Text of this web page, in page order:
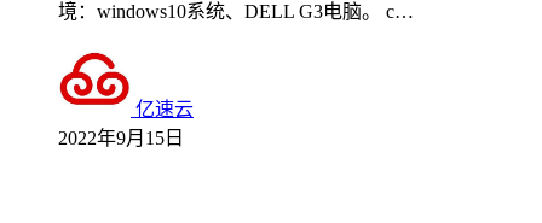
境：windows10系统、DELL G3电脑。 c…
亿速云
2022年9月15日